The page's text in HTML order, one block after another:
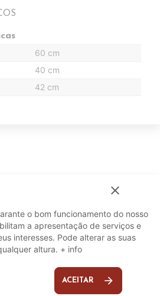
60 cm
40 cm
42 cm
close
o bom funcionamento do nosso
a apresentação de serviços e
interesses. Pode alterar as suas
altura. + info
ACEITAR arrow_forward